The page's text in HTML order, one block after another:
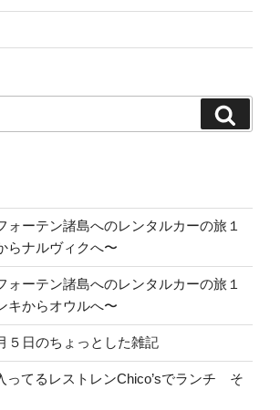
索
ォーテン諸島へのレンタルカーの旅１
らナルヴィクへ〜
ォーテン諸島へのレンタルカーの旅１
キからオウルへ〜
５日のちょっとした雑記
ってるレストレンChico’sでランチ そ